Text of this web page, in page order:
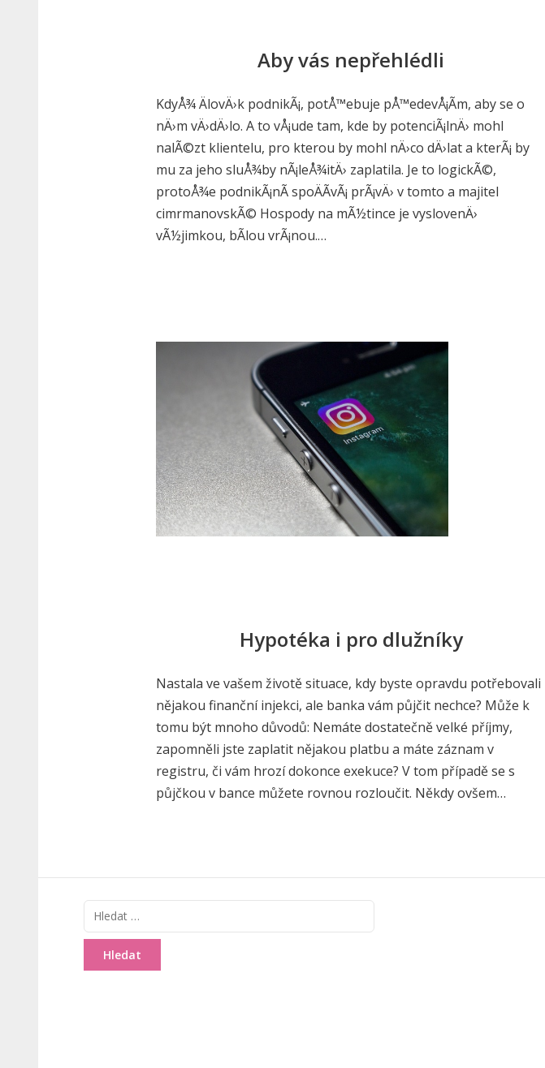
Aby vás nepřehlédli
KdyÅ¾ ÄlovÄ›k podnikÃ¡, potÅ™ebuje pÅ™edevÅ¡Ã­m, aby se o
nÄ›m vÄ›dÄ›lo. A to vÅ¡ude tam, kde by potenciÃ¡lnÄ› mohl
nalÃ©zt klientelu, pro kterou by mohl nÄ›co dÄ›lat a kterÃ¡ by
mu za jeho sluÅ¾by nÃ¡leÅ¾itÄ› zaplatila. Je to logickÃ©,
protoÅ¾e podnikÃ¡nÃ­ spoÄÃ­vÃ¡ prÃ¡vÄ› v tomto a majitel
cimrmanovskÃ© Hospody na mÃ½tince je vyslovenÄ›
vÃ½jimkou, bÃ­lou vrÃ¡nou.…
Hypotéka i pro dlužníky
Nastala ve vašem životě situace, kdy byste opravdu potřebovali
nějakou finanční injekci, ale banka vám půjčit nechce? Může k
tomu být mnoho důvodů: Nemáte dostatečně velké příjmy,
zapomněli jste zaplatit nějakou platbu a máte záznam v
registru, či vám hrozí dokonce exekuce? V tom případě se s
půjčkou v bance můžete rovnou rozloučit. Někdy ovšem…
Vyhledávání